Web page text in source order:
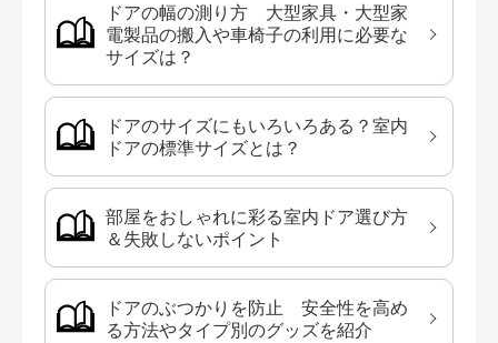
ドアの幅の測り方 大型家具・大型家
電製品の搬入や車椅子の利用に必要な
サイズは？
ドアのサイズにもいろいろある？室内
ドアの標準サイズとは？
部屋をおしゃれに彩る室内ドア選び方
＆失敗しないポイント
ドアのぶつかりを防止 安全性を高め
る方法やタイプ別のグッズを紹介